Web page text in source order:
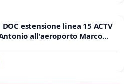
estensione linea 15 ACTV
Antonio all'aeroporto Marco